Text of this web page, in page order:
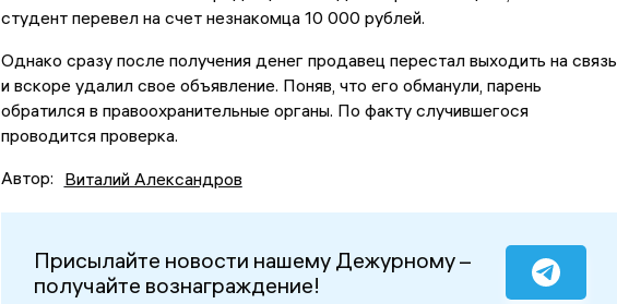
студент перевел на счет незнакомца 10 000 рублей.
Однако сразу после получения денег продавец перестал выходить на связь
и вскоре удалил свое объявление. Поняв, что его обманули, парень
обратился в правоохранительные органы. По факту случившегося
проводится проверка.
Автор: Виталий Александров
Присылайте новости нашему Дежурному –
получайте вознаграждение!